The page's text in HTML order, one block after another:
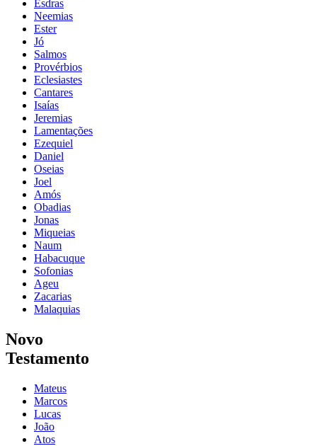
Esdras
Neemias
Ester
Jó
Salmos
Provérbios
Eclesiastes
Cantares
Isaías
Jeremias
Lamentações
Ezequiel
Daniel
Oseias
Joel
Amós
Obadias
Jonas
Miqueias
Naum
Habacuque
Sofonias
Ageu
Zacarias
Malaquias
Novo
Testamento
Mateus
Marcos
Lucas
João
Atos